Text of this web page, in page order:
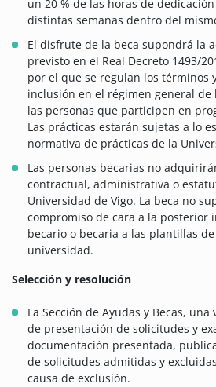
un 20 % de las horas de
distintas semanas dentro del
El disfrute de la beca supondrá la
previsto en el Real Decreto 1493/
por el que se regulan los términos
inclusión en el régimen general de
las personas que participen en
Las prácticas estarán sujetas a lo
normativa de prácticas de la
Las personas becarias no
contractual, administrativa o
Universidad de Vigo. La beca no
compromiso de cara a la posterior
becario o becaria a las plantillas
universidad.
Selección y resolución
La Sección de Ayudas y Becas,
de presentación de solicitudes y
documentación presentada,
de solicitudes admitidas y
causa de exclusión.